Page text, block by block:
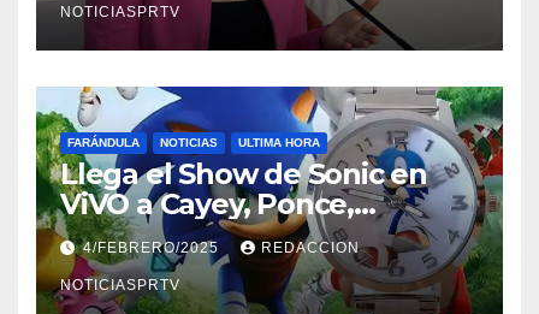
NOTICIASPRTV
FARÁNDULA NOTICIAS ULTIMA HORA
Llega el Show de Sonic en
ViVO a Cayey, Ponce,
Barceloneta y Humacao,
Relojes gratis para el que
compre ahora….
4/FEBRERO/2025 REDACCION
NOTICIASPRTV